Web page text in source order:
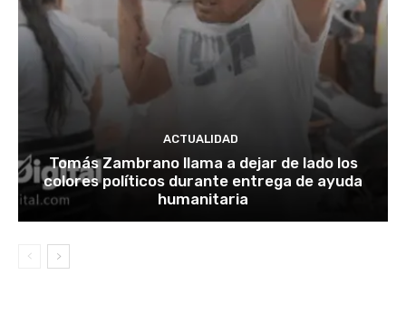
ACTUALIDAD
Tomás Zambrano llama a dejar de lado los
colores políticos durante entrega de ayuda
humanitaria